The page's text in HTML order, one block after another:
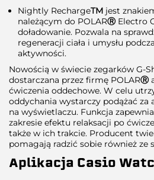
Nightly RechargeTM jest
należącym do POLARⓇElectro
doładowanie. Pozwala na
regeneracji ciała i umysłu
aktywności.
Nowością w świecie zegarków G-
dostarczana przez firmę POLARⓇ
ćwiczenia oddechowe. W celu
oddychania wystarczy podążać
na wyświetlaczu. Funkcja
zakresie efektu relaksacji po
także w ich trakcie. Producent
pomagają radzić sobie również ze
Aplikacja Casio